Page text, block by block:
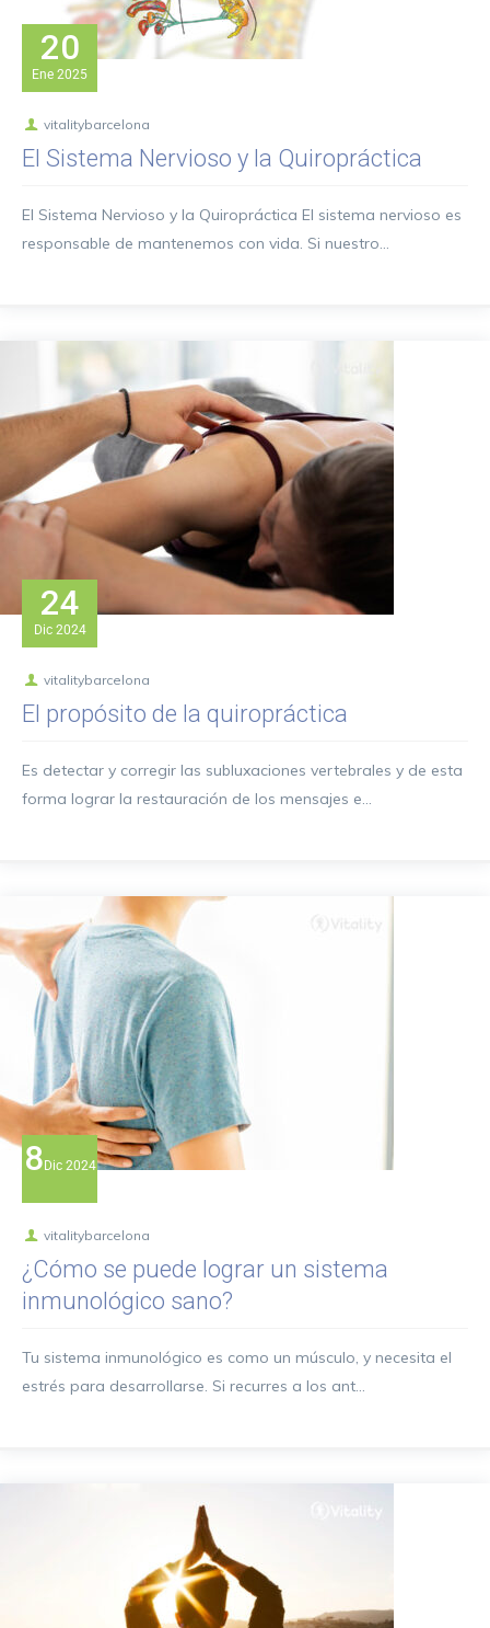
20
Ene 2025
vitalitybarcelona
El Sistema Nervioso y la Quiropráctica
El Sistema Nervioso y la Quiropráctica El sistema nervioso es
responsable de mantenemos con vida. Si nuestro...
24
Dic 2024
vitalitybarcelona
El propósito de la quiropráctica
Es detectar y corregir las subluxaciones vertebrales y de esta
forma lograr la restauración de los mensajes e...
8 Dic 2024
vitalitybarcelona
¿Cómo se puede lograr un sistema
inmunológico sano?
Tu sistema inmunológico es como un músculo, y necesita el
estrés para desarrollarse. Si recurres a los ant...